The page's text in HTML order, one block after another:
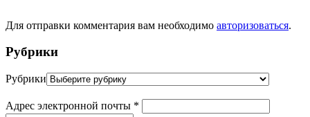
Для отправки комментария вам необходимо авторизоваться.
Рубрики
Рубрики
Адрес электронной почты *